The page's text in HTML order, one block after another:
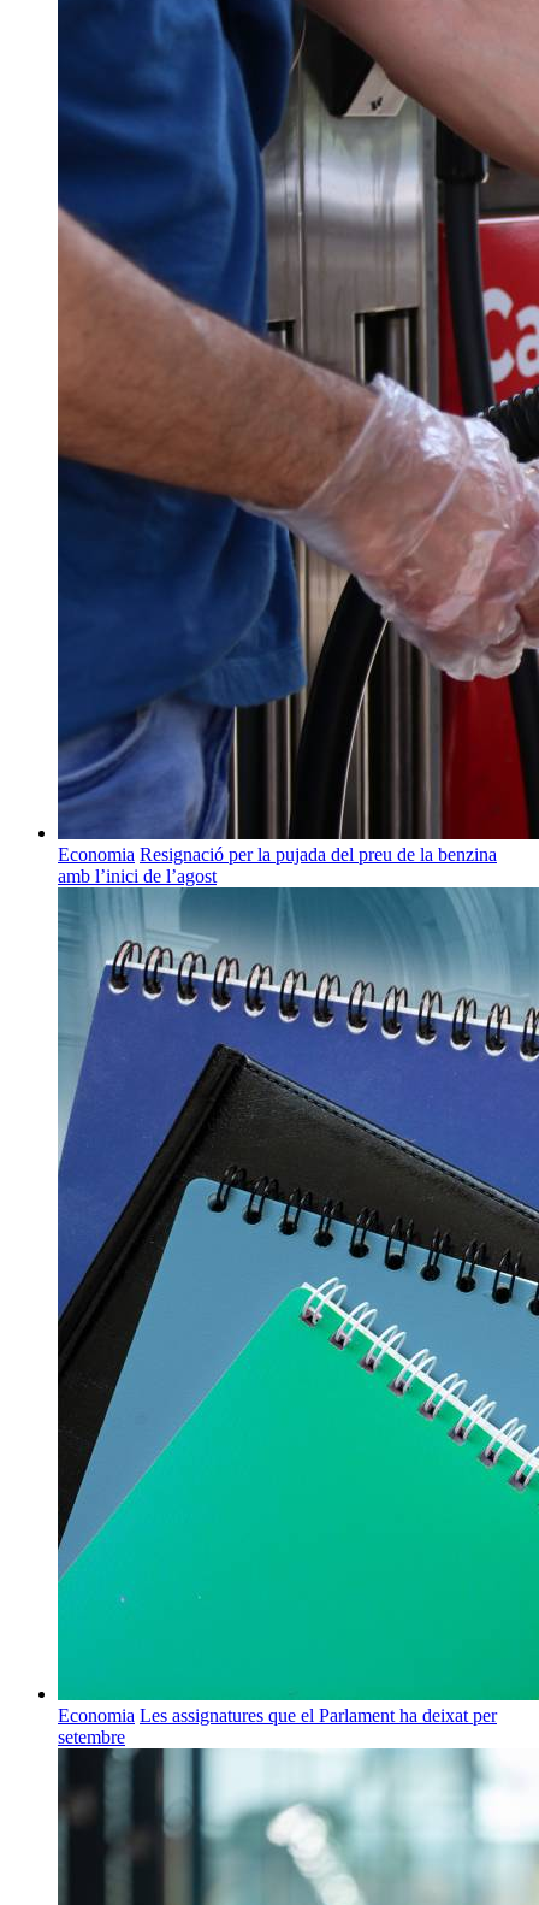
Economia Resignació per la pujada del preu de la benzina
amb l’inici de l’agost
Economia Les assignatures que el Parlament ha deixat per
setembre